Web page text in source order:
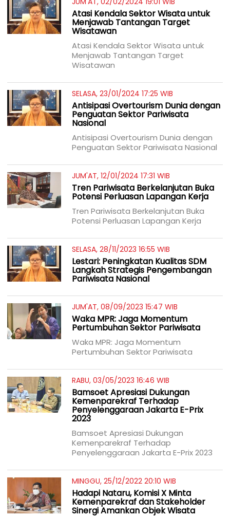
Atasi Kendala Sektor Wisata untuk
Menjawab Tantangan Target
Wisatawan
Atasi Kendala Sektor Wisata untuk
Menjawab Tantangan Target
Wisatawan
SELASA, 23/01/2024 17:25 WIB
Antisipasi Overtourism Dunia dengan
Penguatan Sektor Pariwisata
Nasional
Antisipasi Overtourism Dunia dengan
Penguatan Sektor Pariwisata Nasional
JUM'AT, 12/01/2024 17:31 WIB
Tren Pariwisata Berkelanjutan Buka
Potensi Perluasan Lapangan Kerja
Tren Pariwisata Berkelanjutan Buka
Potensi Perluasan Lapangan Kerja
SELASA, 28/11/2023 16:55 WIB
Lestari: Peningkatan Kualitas SDM
Langkah Strategis Pengembangan
Pariwisata Nasional
JUM'AT, 08/09/2023 15:47 WIB
Waka MPR: Jaga Momentum
Pertumbuhan Sektor Pariwisata
Waka MPR: Jaga Momentum
Pertumbuhan Sektor Pariwisata
RABU, 03/05/2023 16:46 WIB
Bamsoet Apresiasi Dukungan
Kemenparekraf Terhadap
Penyelenggaraan Jakarta E-Prix
2023
Bamsoet Apresiasi Dukungan
Kemenparekraf Terhadap
Penyelenggaraan Jakarta E-Prix 2023
MINGGU, 25/12/2022 20:10 WIB
Hadapi Nataru, Komisi X Minta
Kemenparekraf dan Stakeholder
Sinergi Amankan Objek Wisata